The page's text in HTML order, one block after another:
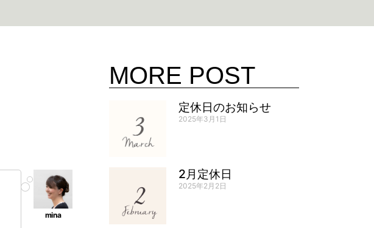
MORE POST
定休日のお知らせ
2025年3月1日
2月定休日
2025年2月2日